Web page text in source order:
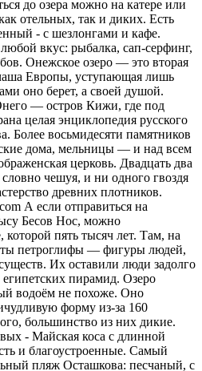
до озера можно на катере или
отельных, так и диких. Есть
- с шезлонгами и кафе.
любой вкус: рыбалка, сап-серфинг,
Онежское озеро — это вторая
Европы, уступающая лишь
оно берет, а своей душой.
— остров Кижи, где под
целая энциклопедия русского
Более восьмидесяти памятников
дома, мельницы — и над всем
церковь. Двадцать два
чешуя, и ни одного гвоздя
древних плотников.
А если отправиться на
Бесов Нос, можно
которой пять тысяч лет. Там, на
петроглифы — фигуры людей,
Их оставили люди задолго
пирамид. Озеро
водоём не похоже. Оно
форму из-за 160
большинство из них дикие.
- Майская коса с длинной
и благоустроенные. Самый
пляж Осташкова: песчаный, с